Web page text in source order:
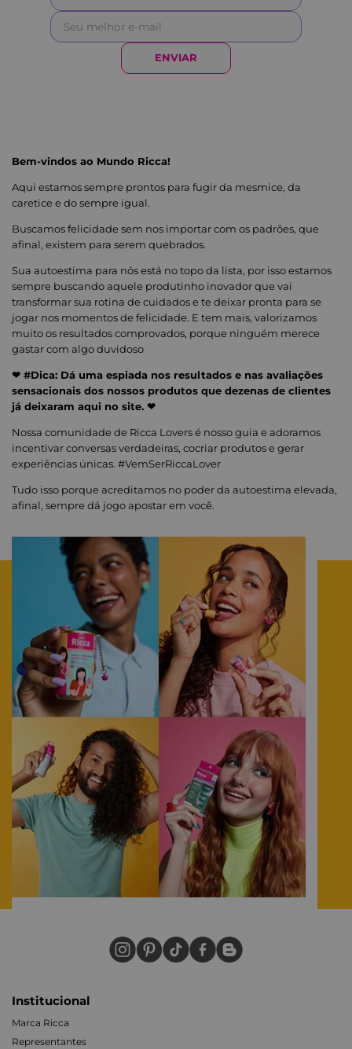
ENVIAR
Bem-vindos ao Mundo Ricca!
Aqui estamos sempre prontos para fugir da mesmice, da
caretice e do sempre igual.
Buscamos felicidade sem nos importar com os padrões, que
afinal, existem para serem quebrados.
Sua autoestima para nós está no topo da lista, por isso estamos
sempre buscando aquele produtinho inovador que vai
transformar sua rotina de cuidados e te deixar pronta para se
jogar nos momentos de felicidade. E tem mais, valorizamos
muito os resultados comprovados, porque ninguém merece
gastar com algo duvidoso
❤ #Dica: Dá uma espiada nos resultados e nas avaliações
sensacionais dos nossos produtos que dezenas de clientes
já deixaram aqui no site. ❤
Nossa comunidade de Ricca Lovers é nosso guia e adoramos
incentivar conversas verdadeiras, cocriar produtos e gerar
experiências únicas. #VemSerRiccaLover
Tudo isso porque acreditamos no poder da autoestima elevada,
afinal, sempre dá jogo apostar em você.
Institucional
Marca Ricca
Representantes